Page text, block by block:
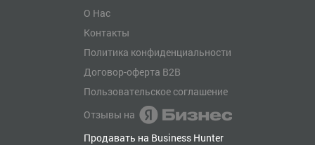
О Нас
Контакты
Политика конфиденциальности
Договор-оферта B2B
Пользовательское соглашение
Отзывы на
Продавать на Business Hunter